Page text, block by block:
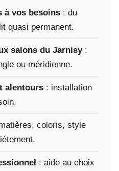
à vos besoins : du
quasi permanent.
salons du Jarnisy:
ou méridienne.
alentours : installation
coloris, style
: aide au choix